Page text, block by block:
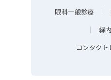
眼科一般診療 ｜
｜
緑
コンタク